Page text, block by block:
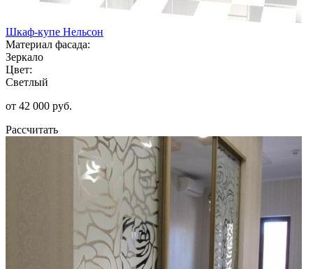
Шкаф-купе Нельсон
Материал фасада:
Зеркало
Цвет:
Светлый
от 42 000 руб.
Рассчитать